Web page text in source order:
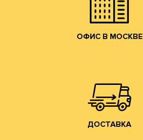
ОФИС В МОСКВЕ
ОФИС В МОСКВЕ
ДОСТАВКА
ДОСТАВКА